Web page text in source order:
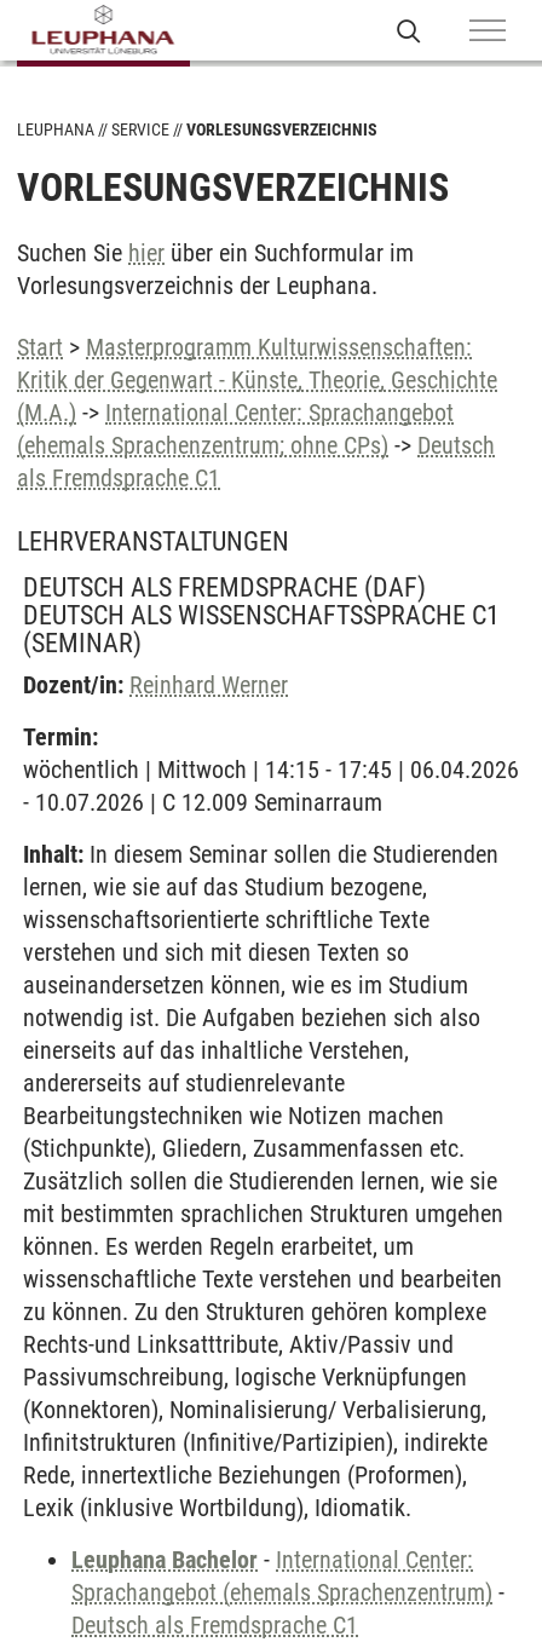
LEUPHANA SERVICE VORLESUNGSVERZEICHNIS
VORLESUNGSVERZEICHNIS
Suchen Sie hier über ein Suchformular im
Vorlesungsverzeichnis der Leuphana.
Start > Masterprogramm Kulturwissenschaften:
Kritik der Gegenwart - Künste, Theorie, Geschichte
(M.A.) -> International Center: Sprachangebot
(ehemals Sprachenzentrum; ohne CPs) -> Deutsch
als Fremdsprache C1
LEHRVERANSTALTUNGEN
DEUTSCH ALS FREMDSPRACHE (DAF)
DEUTSCH ALS WISSENSCHAFTSSPRACHE C1
(SEMINAR)
Dozent/in: Reinhard Werner
Termin:
wöchentlich | Mittwoch | 14:15 - 17:45 | 06.04.2026
- 10.07.2026 | C 12.009 Seminarraum
Inhalt: In diesem Seminar sollen die Studierenden
lernen, wie sie auf das Studium bezogene,
wissenschaftsorientierte schriftliche Texte
verstehen und sich mit diesen Texten so
auseinandersetzen können, wie es im Studium
notwendig ist. Die Aufgaben beziehen sich also
einerseits auf das inhaltliche Verstehen,
andererseits auf studienrelevante
Bearbeitungstechniken wie Notizen machen
(Stichpunkte), Gliedern, Zusammenfassen etc.
Zusätzlich sollen die Studierenden lernen, wie sie
mit bestimmten sprachlichen Strukturen umgehen
können. Es werden Regeln erarbeitet, um
wissenschaftliche Texte verstehen und bearbeiten
zu können. Zu den Strukturen gehören komplexe
Rechts-und Linksatttribute, Aktiv/Passiv und
Passivumschreibung, logische Verknüpfungen
(Konnektoren), Nominalisierung/ Verbalisierung,
Infinitstrukturen (Infinitive/Partizipien), indirekte
Rede, innertextliche Beziehungen (Proformen),
Lexik (inklusive Wortbildung), Idiomatik.
Leuphana Bachelor - International Center:
Sprachangebot (ehemals Sprachenzentrum) -
Deutsch als Fremdsprache C1